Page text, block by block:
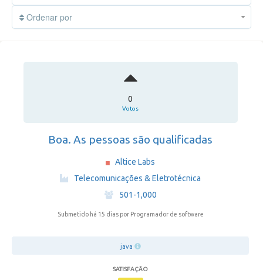
Ordenar por
0
Votos
Boa. As pessoas são qualificadas
Altice Labs
·
Telecomunicações & Eletrotécnica
·
501-1,000
Submetido há 15 dias por Programador de software
java
SATISFAÇÃO